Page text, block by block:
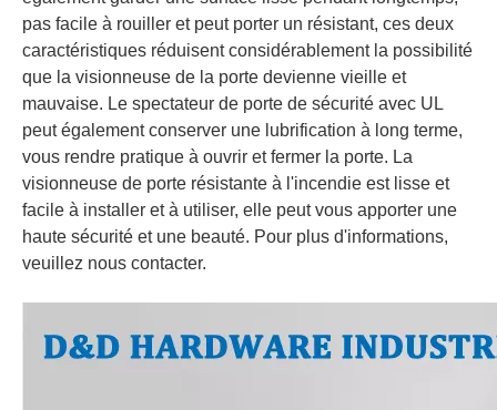
pas facile à rouiller et peut porter un résistant, ces deux
caractéristiques réduisent considérablement la possibilité
que la visionneuse de la porte devienne vieille et
mauvaise. Le spectateur de porte de sécurité avec UL
peut également conserver une lubrification à long terme,
vous rendre pratique à ouvrir et fermer la porte. La
visionneuse de porte résistante à l'incendie est lisse et
facile à installer et à utiliser, elle peut vous apporter une
haute sécurité et une beauté. Pour plus d'informations,
veuillez nous contacter.